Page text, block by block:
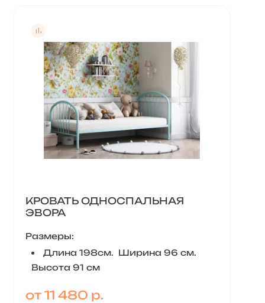
КРОВАТЬ ОДНОСПАЛЬНАЯ
ЭВОРА
Размеры:
Длина 198см. Ширина 96 см.
Высота 91 см
от 11 480 р.